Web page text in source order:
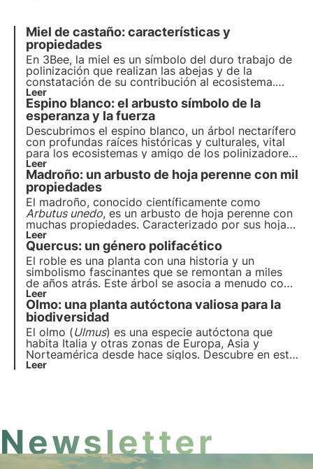
Miel de castaño: características y
propiedades
En 3Bee, la miel es un símbolo del duro trabajo de
polinización que realizan las abejas y de la
constatación de su contribución al ecosistema.
Nuestros proyectos apoyan la biodiversidad y, a
través de nuestros cultivadores, garantizan un
entorno saludable para los polinizadores.
Leer
Espino blanco: el arbusto símbolo de la
esperanza y la fuerza
Descubrimos el espino blanco, un árbol nectarífero
con profundas raíces históricas y culturales, vital
para los ecosistemas y amigo de los polinizadores.
Sus hojas lobuladas y su porte arbustivo lo
convierten en un elemento vital del paisaje natural.
Leer
Madroño: un arbusto de hoja perenne con mil
propiedades
El madroño, conocido científicamente como
Arbutus unedo, es un arbusto de hoja perenne con
muchas propiedades. Caracterizado por sus hojas
esclerófilas y sus vistosos frutos, tiene un gran
valor ecológico. Descubre en este artículo las
características, historia, curiosidades y mucho más
sobre el madroño.
Leer
Quercus: un género polifacético
El roble es una planta con una historia y un
simbolismo fascinantes que se remontan a miles
de años atrás. Este árbol se asocia a menudo con
elementos como la fuerza, la longevidad y la
resistencia, características que le van como anillo
al dedo. Sin embargo, hay mucho más que
descubrir sobre él.
Leer
Olmo: una planta autóctona valiosa para la
biodiversidad
El olmo (Ulmus) es una especie autóctona que
habita Italia y otras zonas de Europa, Asia y
Norteamérica desde hace siglos. Descubre en este
artículo las principales características del olmo, su
Leer
Newsletter